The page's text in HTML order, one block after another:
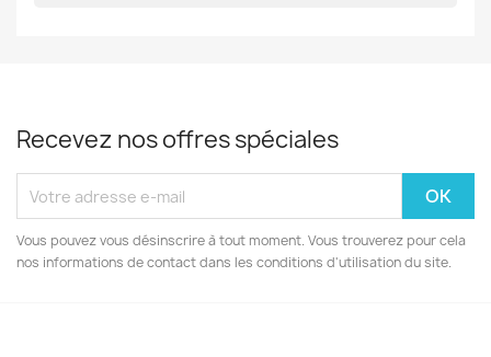
Recevez nos offres spéciales
Vous pouvez vous désinscrire à tout moment. Vous trouverez pour cela
nos informations de contact dans les conditions d'utilisation du site.